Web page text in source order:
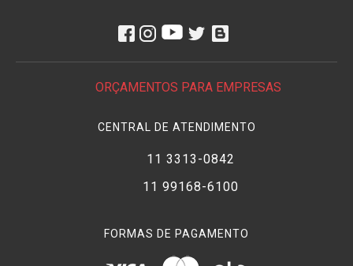
ORÇAMENTOS PARA EMPRESAS
CENTRAL DE ATENDIMENTO
11 3313-0842
11 99168-6100
FORMAS DE PAGAMENTO